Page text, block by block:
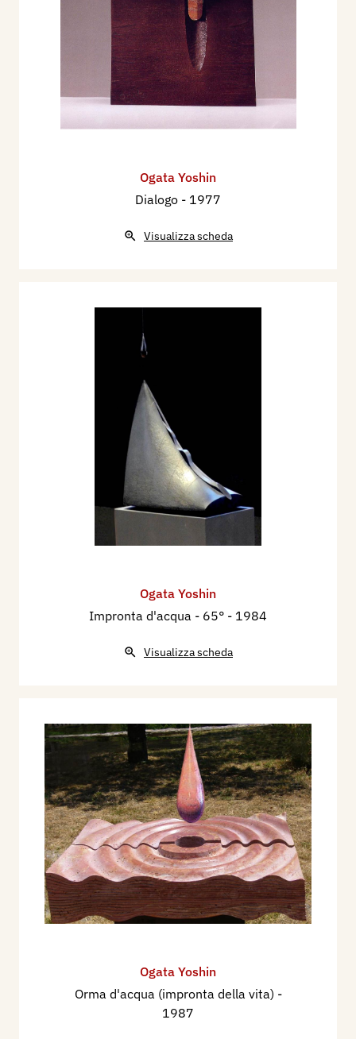
Ogata Yoshin
Dialogo - 1977
Visualizza scheda
Ogata Yoshin
Impronta d'acqua - 65° - 1984
Visualizza scheda
Ogata Yoshin
Orma d'acqua (impronta della vita) -
1987